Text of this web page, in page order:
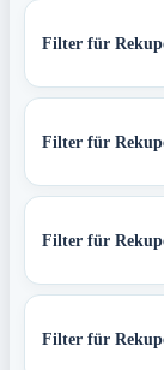
Filter für
Filter für
Filter für
Filter für